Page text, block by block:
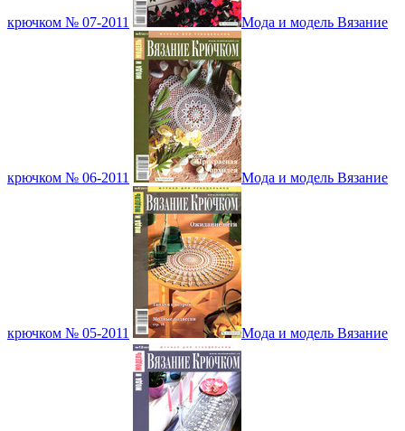
крючком № 07-2011 Мода и модель Вязание
крючком № 06-2011 Мода и модель Вязание
крючком № 05-2011 Мода и модель Вязание